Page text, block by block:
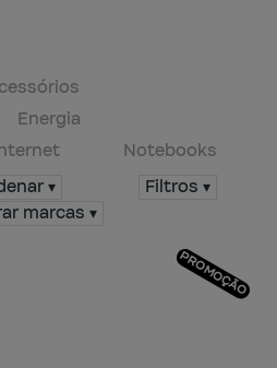
Energia
Notebooks
▾
Filtros ▾
marcas ▾
PROMOÇÃO